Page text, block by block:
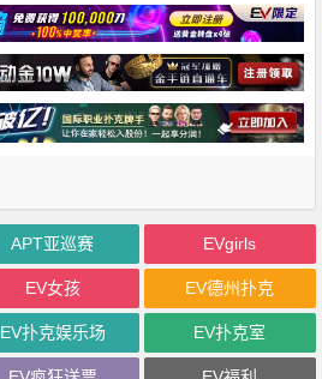
APT亚巡赛 EVgirls
EV女孩 EV德州扑克
EV扑克娱乐场 EV扑克室